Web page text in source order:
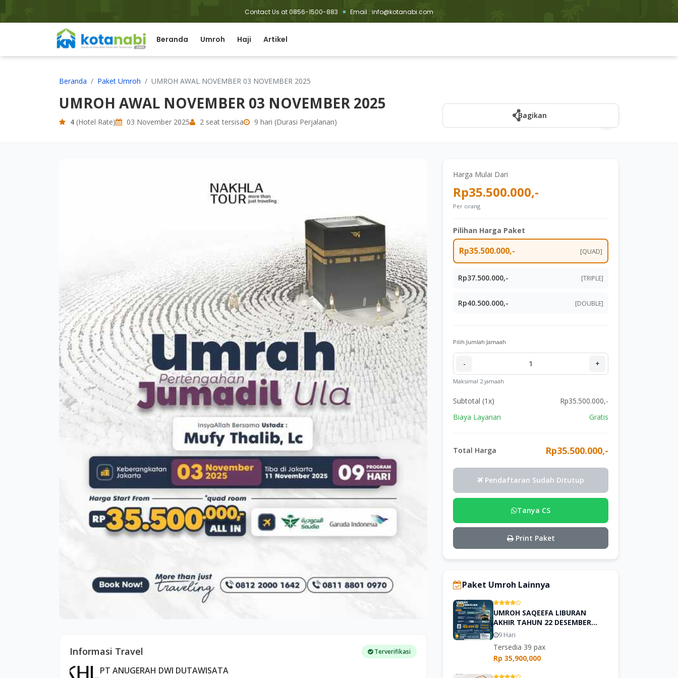
Contact Us at 0856-1500-883 Email : info@kotanabi.com
Beranda Umroh Haji Artikel
Beranda Paket Umroh UMROH AWAL NOVEMBER 03 NOVEMBER 2025
UMROH AWAL NOVEMBER 03 NOVEMBER 2025
4 (Hotel Rate) 03 November 2025 2 seat tersisa 9 hari (Durasi Perjalanan)
Bagikan
Informasi Travel Terverifikasi
PT ANUGERAH DWI DUTAWISATA
Harga Mulai Dari
Rp35.500.000,-
Per orang
Pilihan Harga Paket
Rp35.500.000,- [QUAD]
Rp37.500.000,- [TRIPLE]
Rp40.500.000,- [DOUBLE]
Pilih Jumlah Jamaah
- 1 +
Maksimal 2 jamaah
Subtotal (1x)
Rp35.500.000,-
Biaya Layanan
Gratis
Total Harga Rp35.500.000,-
Pendaftaran Sudah Ditutup
Tanya CS
Print Paket
Paket Umroh Lainnya
UMROH SAQEEFA LIBURAN
AKHIR TAHUN 22 DESEMBER
2026
9 Hari
Tersedia 39 pax
Rp 35,900,000